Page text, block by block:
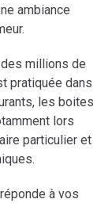
ambiance
millions de
pratiquée dans
les boites
lors
particulier et
à vos